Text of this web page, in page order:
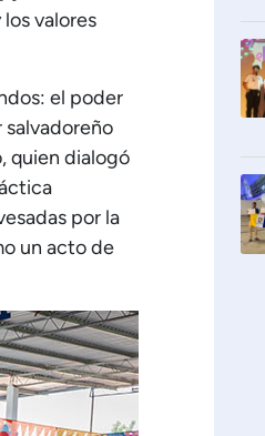
valores
el poder
quien dialogó
por la
un acto de